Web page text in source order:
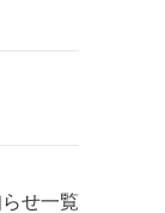
せ一覧